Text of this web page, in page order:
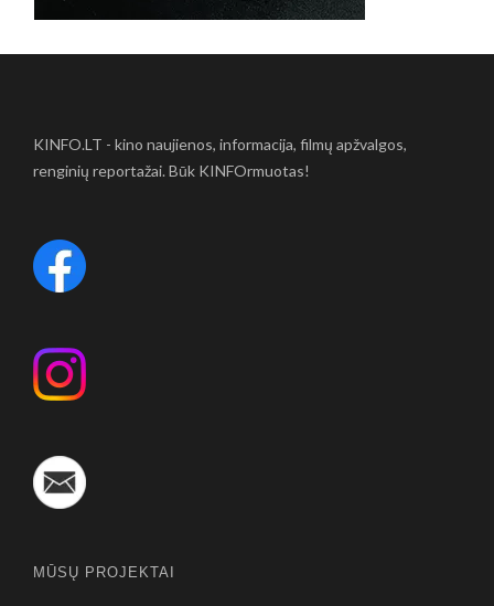
KINFO.LT - kino naujienos, informacija, filmų apžvalgos,
renginių reportažai. Būk KINFOrmuotas!
MŪSŲ PROJEKTAI